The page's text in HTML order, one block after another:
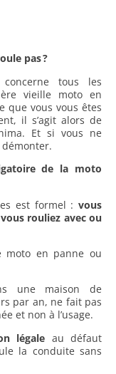
pas ?
concerne tous les
vieille moto en
que vous vous êtes
il s’agit alors de
Et si vous ne
de la moto
est formel :vous
rouliez avec ou
moto en panne ou
une maison de
par an, ne fait pas
et non à l’usage.
légale au défaut
la conduite sans